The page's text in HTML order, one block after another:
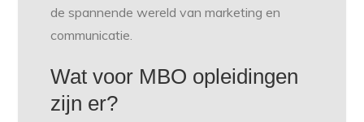
de spannende wereld van marketing en
communicatie.
Wat voor MBO opleidingen
zijn er?